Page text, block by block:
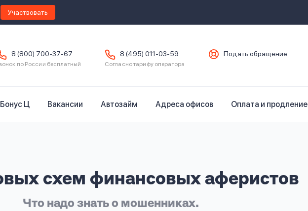
Участвовать
8 (800) 700-37-67
по России бесплатный
8 (495) 011-03-59
Согласно тарифу оператора
Подать обращение
Бонус Ц Вакансии Автозайм Адреса офисов Оплата и продление
схем финансовых аферистов
Что надо знать о мошенниках.